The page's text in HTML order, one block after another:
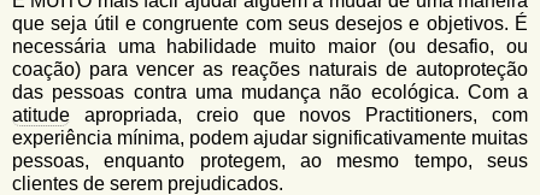
que seja útil e congruente com seus desejos e objetivos. É
necessária uma habilidade muito maior (ou desafio, ou
coação) para vencer as reações naturais de autoproteção
das pessoas contra uma mudança não ecológica. Com a
atitude apropriada, creio que novos Practitioners, com
experiência mínima, podem ajudar significativamente muitas
pessoas, enquanto protegem, ao mesmo tempo, seus
clientes de serem prejudicados.